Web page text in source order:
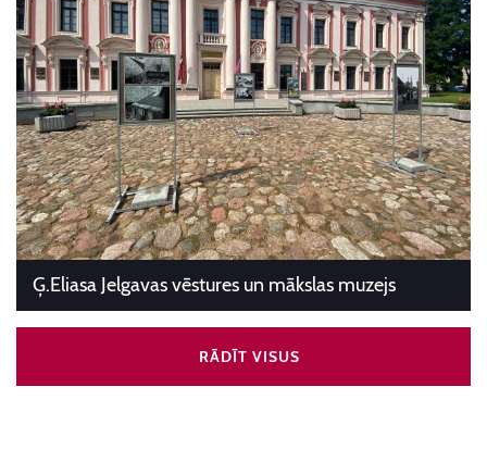
Ģ.Eliasa Jelgavas vēstures un mākslas muzejs
RĀDĪT VISUS